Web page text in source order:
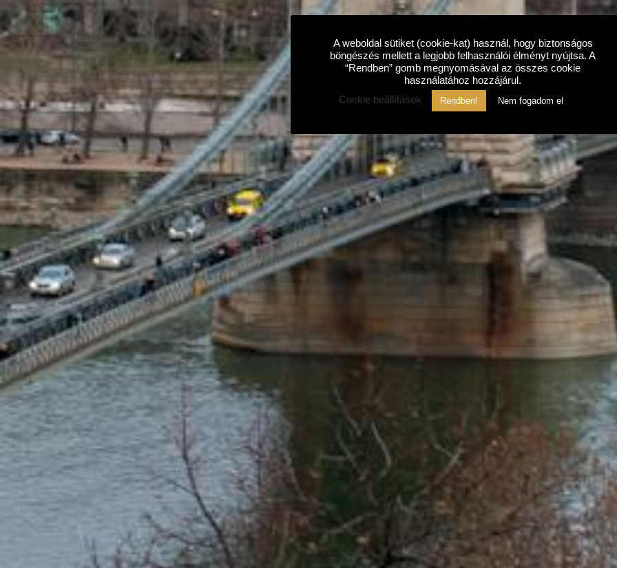
A weboldal sütiket (cookie-kat) használ, hogy biztonságos
böngészés mellett a legjobb felhasználói élményt nyújtsa. A
“Rendben” gomb megnyomásával az összes cookie
használatához hozzájárul.
Cookie beállítások Rendben! Nem fogadom el